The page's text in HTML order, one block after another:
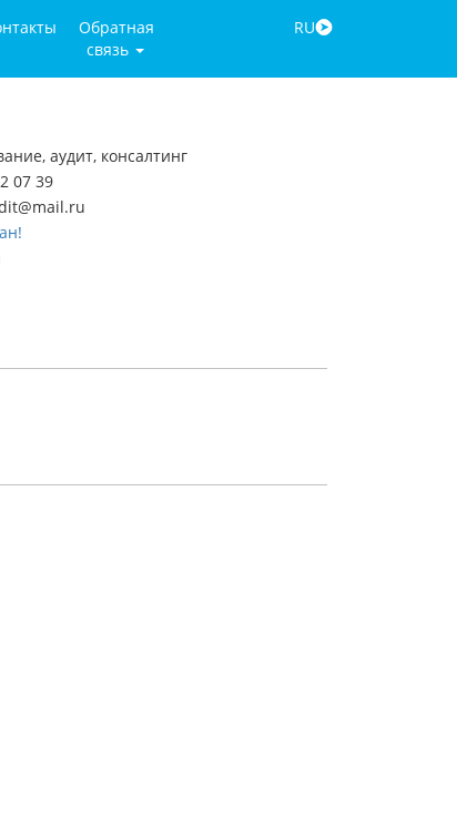
Обратная
связь
RU
аудит, консалтинг
07 39